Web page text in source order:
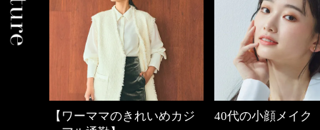
40代の小顔メイク
優木まおみさん「